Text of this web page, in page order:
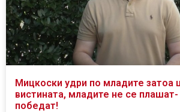
Мицкоски удри по младите затоа
вистината, младите не се
победат!